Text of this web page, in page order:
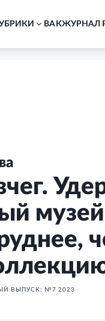
ВАКЖУРНАЛ
ВЫПУСК: №7 2023